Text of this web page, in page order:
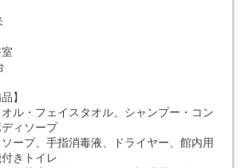
】
ル・フェイスタオル、シャンプー・コン
ィソープ
ープ、手指消毒液、ドライヤー、館内用
きトイレ